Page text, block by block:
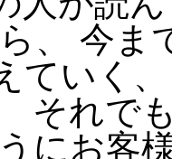
、 今ま
ていく
それで
にお客